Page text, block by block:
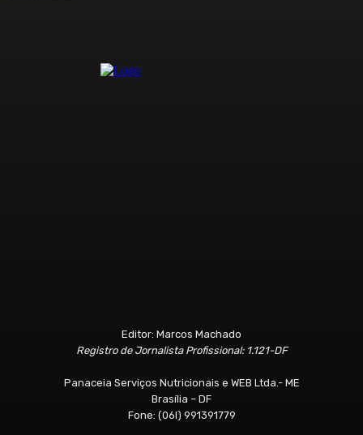
Editor: Marcos Machado
Registro de Jornalista Profissional: 1.121-DF
Panaceia Serviços Nutricionais e WEB Ltda.- ME
Brasília – DF
Fone: (06l) 991391779